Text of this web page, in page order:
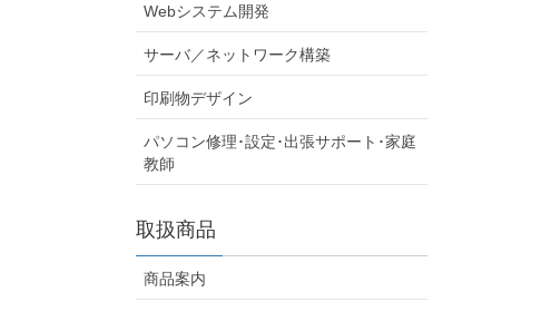
Webシステム開発
サーバ／ネットワーク構築
印刷物デザイン
パソコン修理･設定･出張サポート･家庭
教師
取扱商品
商品案内